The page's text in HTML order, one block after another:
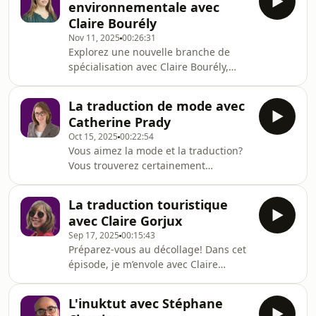
apprendrez comment transformer un
simple rouge en une expérience
sensorielle… À vos verres, et surtout à
vos oreilles, cet épisode est à
savourer sans modération!« Dans les
descriptions, on fait souvent une
personnification du
environnementale avec
Claire Bourély
Nov 11, 2025 00:26:31
Explorez une nouvelle branche de
spécialisation avec ⁠Claire Bourély⁠,
environnementale. Elle vous montrera
comment avoir la main verte… et la
langue aussi! Vous verrez, avec un
peu d’exercice, ça devient une
seconde nature!« Même à travers un
métier comme la traduction, ben on
peut avoir un rôle à jouer. »
La traduction de mode avec
Catherine Prady
Oct 15, 2025 00:22:54
Vous aimez la mode et la traduction?
Vous trouverez certainement
blancs pour poser mes questions...
Heureusement, Catherine Prady en a
sous la casquette. De fil en aiguille,
vous en apprendrez plus sur son
métier.« On pourrait être tenté de
traduire un tissu est brillant par
shiny, sauf qu'en anglais c'est pas
La traduction touristique
avec Claire Gorjux
Sep 17, 2025 00:15:43
Préparez-vous au décollage! Dans cet
épisode, je m’envole avec Claire
anecdotes croustillantes et astuces
L'inuktut avec Stéphane